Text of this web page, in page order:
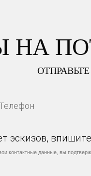
НА
эскизов,
контактные данные, вы